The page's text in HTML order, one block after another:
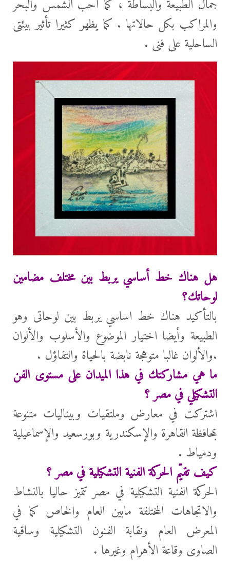
جمال الطبيعة والبساطة ، كما أحب الشمس والبحر
والمراكب بكل حالاتها . كما يظهر كثيرا تأثير بيئتى
الساحلية على فنى .
هل هناك خط أساسي يربط بين مختلف مضامين
لوحاتك؟
بالتأكيد هناك خط اساسي يربط بين لوحاتى وهو
الطبيعة وأيضا اختيار الموضوع والأسلوب والألوان
.والألوان غالبا متوهجة نابضة بالحياة والتفاؤل .
ما هي مشاركتك في هذا الميدان على مستوى الفن
التشكيلي في مصر ؟
اشتركت في معارض وملتقيات وبيناليات متنوعة
بمحافظة القاهرة والإسكندرية وبورسعيد والإسماعيلية
ودمياط .
كيف تقيّم الحركة الفنية التشكيلية في مصر ؟
الحركة الفنية التشكيلية في مصر تتميز حاليا بالنشاط
والاتجاهات المختلفة مابين العام والخاص كما في
المعرض العام ونقابة الفنون التشكيلية وساقية
الصاوى وقاعة الأهرام وغيرها .